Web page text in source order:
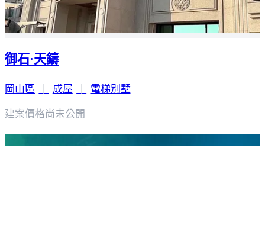
御石·天鑄
岡山區 成屋 電梯別墅
建案價格尚未公開